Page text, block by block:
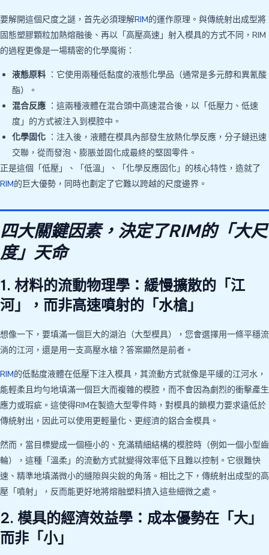
要解開這個尺度之謎，首先必須理解RIM的運作原理。與傳統射出成型將
固態塑膠顆粒加熱熔融後、再以「高壓高速」射入模具的方式不同，RIM
的過程更像是一場精密的化學魔術：
液態原料 ：它使用兩種低黏度的液態化學品（通常是多元醇和異氰酸
酯）。
混合反應 ：這兩種液體在混合頭中高速混合後，以「低壓力、低速
度」的方式被注入到模腔中。
化學固化 ：注入後，液體在模具內部發生放熱化學反應，分子鏈迅速
交聯，從而發泡、膨脹並固化成最終的堅固零件。
正是這個「低壓」、「低溫」、「化學反應固化」的核心特性，造就了
RIM的巨大優勢，同時也劃定了它難以跨越的尺度邊界。
四大關鍵因素，決定了RIM的「大尺
度」天命
1. 材料的流動物理學：緩慢擴散的「江
河」，而非高速噴射的「水槍」
想像一下，要填滿一個巨大的湖泊（大型模具），您會選擇用一條平穩流
淌的江河，還是用一支高壓水槍？答案顯然是前者。
RIM的低黏度液體在低壓下注入模具，其流動方式就像是平緩的江河水，
能輕柔且均勻地填滿一個巨大而複雜的模腔，而不會因為劇烈的衝擊產生
應力或瑕疵。這使得RIM在製造大型零件時，對模具的鎖模力要求遠低於
傳統射出，因此可以使用更輕量化、更經濟的鋁合金模具。
然而，當目標變成一個極小的、充滿精細結構的模腔時（例如一個小型齒
輪），這種「溫柔」的流動方式就變得效率低下且難以控制。它很難快
速、精準地填滿微小的縫隙與尖銳的角落。相比之下，傳統射出成型的高
壓「噴射」，反而能更好地將熔融塑料擠入這些細微之處。
2. 模具的經濟效益學：成本優勢在「大」
而非「小」